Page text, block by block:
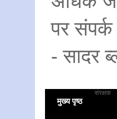
पर
- सादर
मुख्य पृष्ठ
संरक्षक